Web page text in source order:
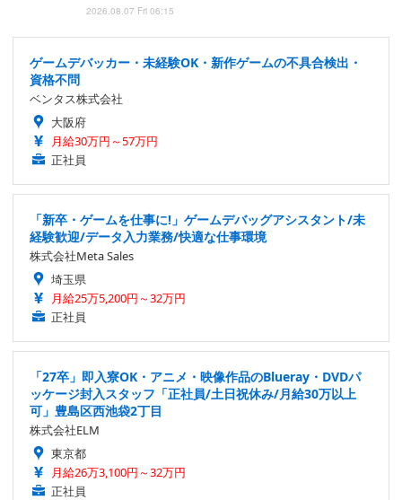
2026.08.07 Fri 06:15
ゲームデバッカー・未経験OK・新作ゲームの不具合検出・
資格不問
ベンタス株式会社
大阪府
月給30万円～57万円
正社員
「新卒・ゲームを仕事に!」ゲームデバッグアシスタント/未
経験歓迎/データ入力業務/快適な仕事環境
株式会社Meta Sales
埼玉県
月給25万5,200円～32万円
正社員
「27卒」即入寮OK・アニメ・映像作品のBlueray・DVDパ
ッケージ封入スタッフ「正社員/土日祝休み/月給30万以上
可」豊島区西池袋2丁目
株式会社ELM
東京都
月給26万3,100円～32万円
正社員